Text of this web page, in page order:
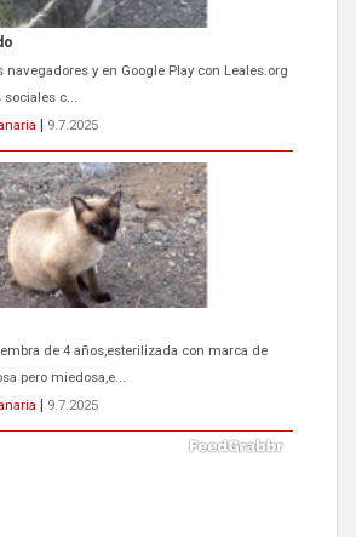
navegadores y en Google Play con Leales.org
sociales c...
9.7.2025
de 4 años,esterilizada con marca de
pero miedosa,e...
9.7.2025